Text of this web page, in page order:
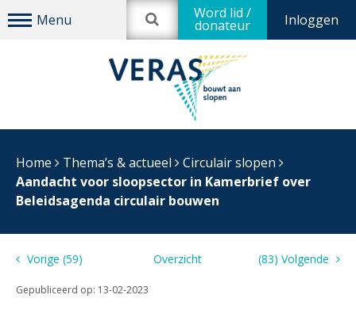
Inloggen
Word lid /
donateur
Home Thema’s & actueel
Circulair slopen
Aandacht voor sloopsector in Kamerbrief over
Beleidsagenda circulair bouwen
Vorige (59) Overzicht (83) Volgende
Gepubliceerd op: 13-02-2023